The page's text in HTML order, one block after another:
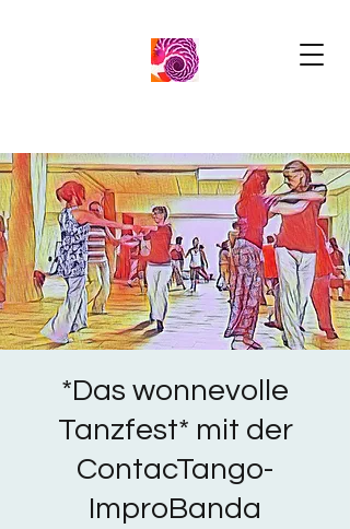
*Das wonnevolle
Tanzfest* mit der
ContacTango-
ImproBanda